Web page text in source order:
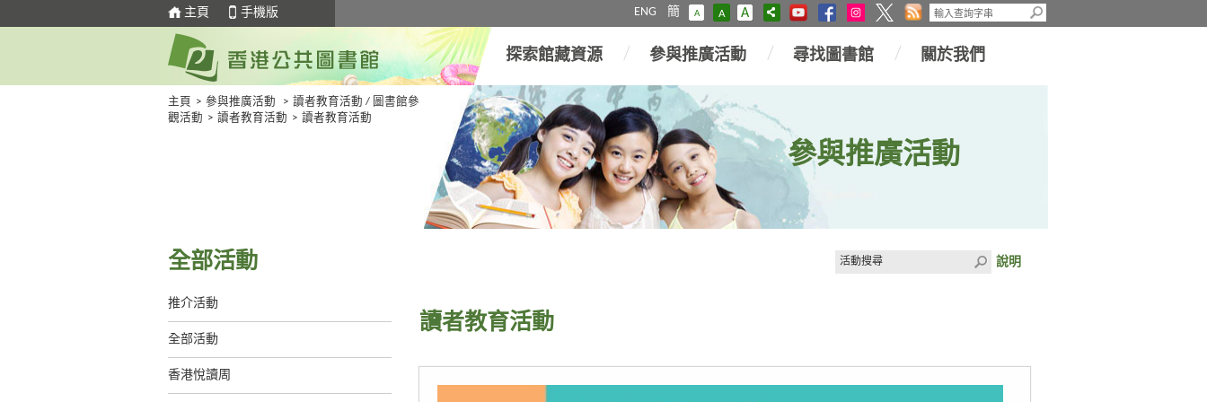
主頁 手機版 ENG 簡 A A A
探索館藏資源 參與推廣活動 尋找圖書館 關於我們
主頁 > 參與推廣活動 > 讀者教育活動 / 圖書館參
觀活動 > 讀者教育活動 > 讀者教育活動
參與推廣活動
全部活動
推介活動
全部活動
香港悅讀周
說明
讀者教育活動